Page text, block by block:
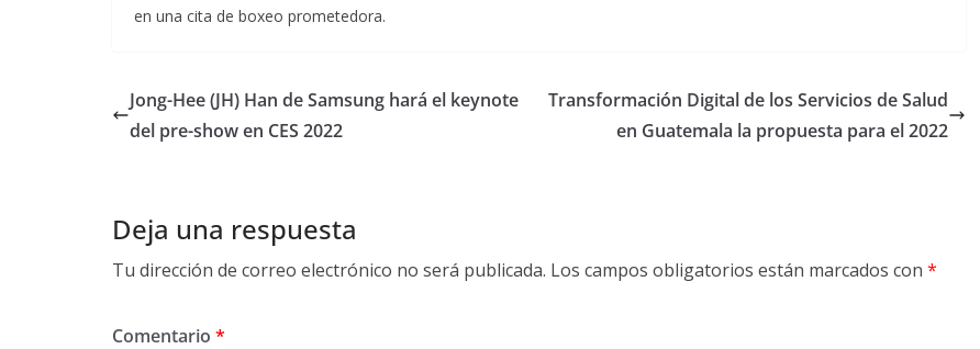
en una cita de boxeo prometedora.
Jong-Hee (JH) Han de Samsung hará el keynote
del pre-show en CES 2022
Transformación Digital de los Servicios de Salud
en Guatemala la propuesta para el 2022
Deja una respuesta
Tu dirección de correo electrónico no será publicada. Los campos obligatorios están marcados con *
Comentario *